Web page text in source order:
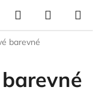
Hledat
KOŠÍK
barevné